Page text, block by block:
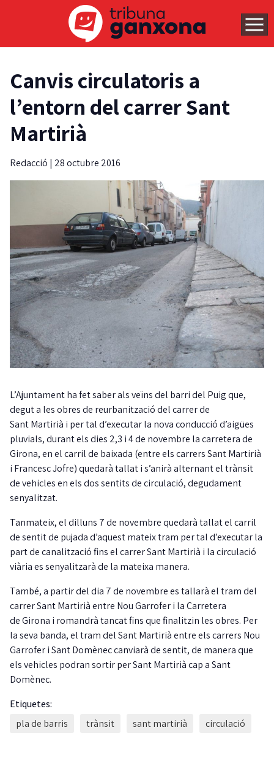
Canvis circulatoris a
l’entorn del carrer Sant
Martirià
Redacció | 28 octubre 2016
L’Ajuntament ha fet saber als veïns del barri del Puig que,
degut a les obres de reurbanització del carrer de
Sant Martirià i per tal d’executar la nova conducció d’aigües
pluvials, durant els dies 2,3 i 4 de novembre la carretera de
Girona, en el carril de baixada (entre els carrers Sant Martirià
i Francesc Jofre) quedarà tallat i s’anirà alternant el trànsit
de vehicles en els dos sentits de circulació, degudament
senyalitzat.
Tanmateix, el dilluns 7 de novembre quedarà tallat el carril
de sentit de pujada d’aquest mateix tram per tal d’executar la
part de canalització fins el carrer Sant Martirià i la circulació
viària essenyalitzarà de la mateixa manera.
També, a partir del dia 7 de novembre es tallarà el tram del
carrer Sant Martirià entre Nou Garrofer i la Carretera
de Girona i romandrà tancat fins que finalitzin les obres. Per
la seva banda, el tram del Sant Martirià entre els carrers Nou
Garrofer i Sant Domènec canviarà de sentit, de manera que
els vehicles podran sortir per Sant Martirià cap a Sant
Domènec.
Etiquetes:
pla de barris
trànsit sant martirià circulació